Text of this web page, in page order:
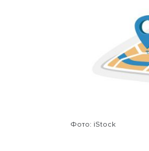
Ольга
малых
11 из